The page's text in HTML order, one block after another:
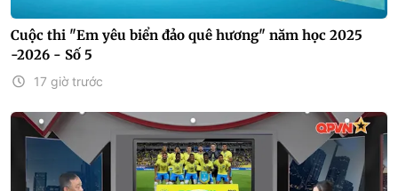
Cuộc thi "Em yêu biển đảo quê hương" năm học 2025
-2026 - Số 5
17 giờ trước